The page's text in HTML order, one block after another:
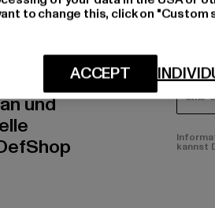
und
An
E-
kannst
to change this, click on
ACCEPT